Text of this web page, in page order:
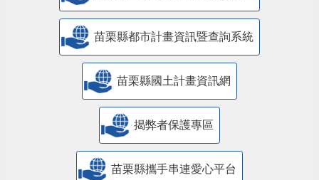
苗栗縣都市計畫資訊暨查詢系統
苗栗縣國土計畫資訊網
揭弊者保護專區
苗栗縣攜手串連愛心平台